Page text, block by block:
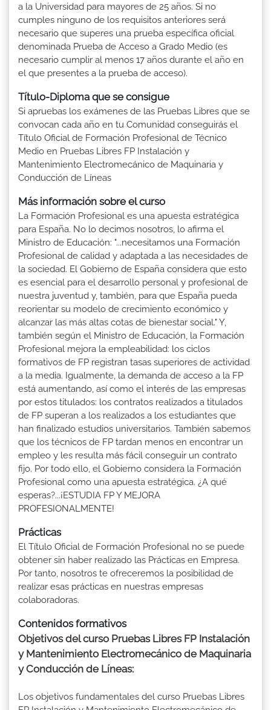
a la Universidad para mayores de 25 años. Si no
cumples ninguno de los requisitos anteriores será
necesario que superes una prueba específica oficial
denominada Prueba de Acceso a Grado Medio (es
necesario cumplir al menos 17 años durante el año en
el que presentes a la prueba de acceso).
Título-Diploma que se consigue
Si apruebas los exámenes de las Pruebas Libres que se
convocan cada año en tu Comunidad conseguirás el
Título Oficial de Formación Profesional de Técnico
Medio en Pruebas Libres FP Instalación y
Mantenimiento Electromecánico de Maquinaria y
Conducción de Líneas
Más información sobre el curso
La Formación Profesional es una apuesta estratégica
para España. No lo decimos nosotros, lo afirma el
Ministro de Educación: "...necesitamos una Formación
Profesional de calidad y adaptada a las necesidades de
la sociedad. El Gobierno de España considera que esto
es esencial para el desarrollo personal y profesional de
nuestra juventud y, también, para que España pueda
reorientar su modelo de crecimiento económico y
alcanzar las más altas cotas de bienestar social." Y,
también según el Ministro de Educación, la Formación
Profesional mejora la empleabilidad: los ciclos
formativos de FP registran tasas superiores de actividad
a la media. Igualmente, la demanda de acceso a la FP
está aumentando, así como el interés de las empresas
por estos titulados: los contratos realizados a titulados
de FP superan a los realizados a los estudiantes que
han finalizado estudios universitarios. También sabemos
que los técnicos de FP tardan menos en encontrar un
empleo y les resulta más fácil conseguir un contrato
fijo. Por todo ello, el Gobierno considera la Formación
Profesional como una apuesta estratégica. ¿A qué
esperas?...¡ESTUDIA FP Y MEJORA
PROFESIONALMENTE!
Prácticas
El Título Oficial de Formación Profesional no se puede
obtener sin haber realizado las Prácticas en Empresa.
Por tanto, nosotros te ofreceremos la posibilidad de
realizar esas prácticas en nuestras empresas
colaboradoras.
Contenidos formativos
Objetivos del curso Pruebas Libres FP Instalación
y Mantenimiento Electromecánico de Maquinaria
y Conducción de Líneas:
Los objetivos fundamentales del curso Pruebas Libres